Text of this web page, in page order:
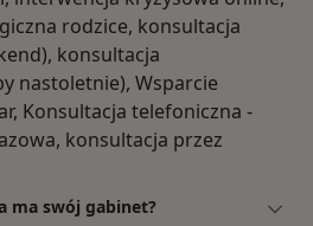
rodzice, konsultacja
konsultacja
nastoletnie), Wsparcie
Konsultacja telefoniczna -
konsultacja przez
ma swój gabinet?